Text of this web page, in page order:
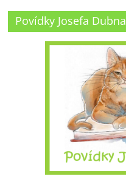
Povídky Josefa Dubna